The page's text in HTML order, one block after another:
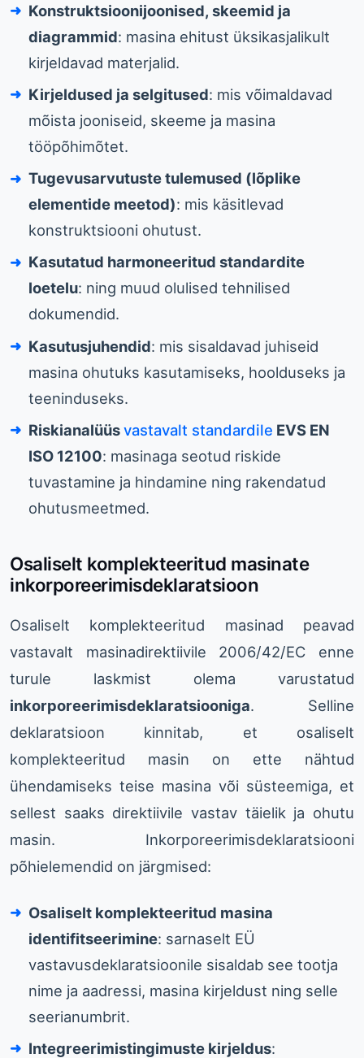
Konstruktsioonijoonised, skeemid ja
diagrammid: masina ehitust üksikasjalikult
kirjeldavad materjalid.
Kirjeldused ja selgitused: mis võimaldavad
mõista jooniseid, skeeme ja masina
tööpõhimõtet.
Tugevusarvutuste tulemused (lõplike
elementide meetod): mis käsitlevad
konstruktsiooni ohutust.
Kasutatud harmoneeritud standardite
loetelu: ning muud olulised tehnilised
dokumendid.
Kasutusjuhendid: mis sisaldavad juhiseid
masina ohutuks kasutamiseks, hoolduseks ja
teeninduseks.
Riskianalüüsvastavalt standardile EVS EN
ISO 12100: masinaga seotud riskide
tuvastamine ja hindamine ning rakendatud
ohutusmeetmed.
Osaliselt komplekteeritud masinate
inkorporeerimisdeklaratsioon
Osaliselt komplekteeritud masinad peavad
vastavalt masinadirektiivile 2006/42/EC enne
turule laskmist olema varustatud
inkorporeerimisdeklaratsiooniga. Selline
deklaratsioon kinnitab, et osaliselt
komplekteeritud masin on ette nähtud
ühendamiseks teise masina või süsteemiga, et
sellest saaks direktiivile vastav täielik ja ohutu
masin. Inkorporeerimisdeklaratsiooni
põhielemendid on järgmised:
Osaliselt komplekteeritud masina
identifitseerimine: sarnaselt EÜ
vastavusdeklaratsioonile sisaldab see tootja
nime ja aadressi, masina kirjeldust ning selle
seerianumbrit.
Integreerimistingimuste kirjeldus: